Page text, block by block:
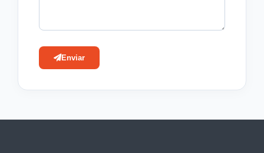
Enviar